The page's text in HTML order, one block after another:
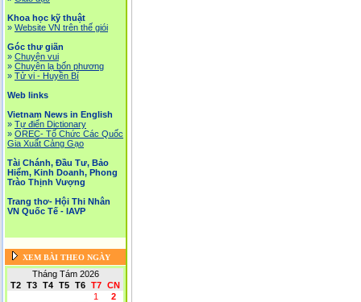
Khoa học kỹ thuật
» Website VN trên thế giói
Góc thư giãn
» Chuyện vui
» Chuyện lạ bốn phương
» Tử vi - Huyền Bí
Web links
Vietnam News in English
» Tự điển Dictionary
» OREC- Tố Chức Các Quốc
Gia Xuất Cảng Gạo
Tài Chánh, Đầu Tư, Bảo
Hiểm, Kinh Doanh, Phong
Trào Thịnh Vượng
Trang thơ- Hội Thi Nhân
VN Quốc Tế - IAVP
XEM BÀI THEO NGÀY
Tháng Tám 2026
T2
T3 T4 T5 T6 T7
CN
1
2